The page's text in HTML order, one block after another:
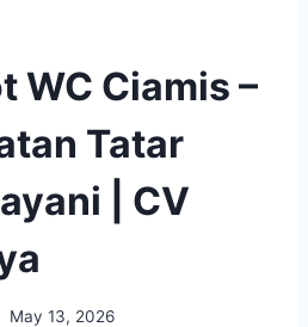
WC Ciamis –
Tatar
| CV
May 13, 2026